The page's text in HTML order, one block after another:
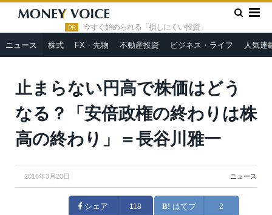
PR 今すぐ始められる「損しにくい投資」
ニュース 株式 FX・先物 不動産投資 ビジネス・ライフ 人気連
HOME » ニュース »
止まらない円高で株価はどうなる？「安倍
政権の終わりは株高の終わり」＝長谷川雅一
From首相官邸ホームページ
止まらない円高で株価はどう
なる？「安倍政権の終わりは株
高の終わり」＝長谷川雅一
2016年3月20日 ニュース
シェア 118 はてブ 2